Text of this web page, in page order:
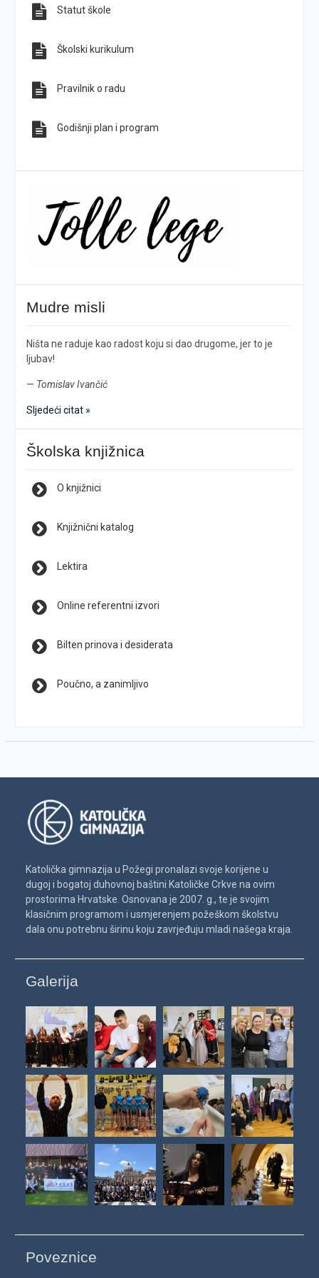
Statut škole
Školski kurikulum
Pravilnik o radu
Godišnji plan i program
Mudre misli
Ništa ne raduje kao radost koju si dao drugome, jer to je
ljubav!
— Tomislav Ivančić
Sljedeći citat »
Školska knjižnica
O knjižnici
Knjižnični katalog
Lektira
Online referentni izvori
Bilten prinova i desiderata
Poučno, a zanimljivo
Katolička gimnazija u Požegi pronalazi svoje korijene u
dugoj i bogatoj duhovnoj baštini Katoličke Crkve na ovim
prostorima Hrvatske. Osnovana je 2007. g., te je svojim
klasičnim programom i usmjerenjem požeškom školstvu
dala onu potrebnu širinu koju zavrjeđuju mladi našega kraja.
Galerija
Poveznice